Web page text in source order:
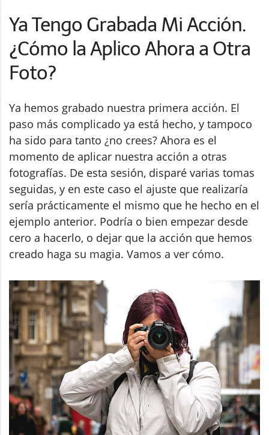
Ya Tengo Grabada Mi Acción.
¿Cómo la Aplico Ahora a Otra
Foto?
Ya hemos grabado nuestra primera acción. El
paso más complicado ya está hecho, y tampoco
ha sido para tanto ¿no crees? Ahora es el
momento de aplicar nuestra acción a otras
fotografías. De esta sesión, disparé varias tomas
seguidas, y en este caso el ajuste que realizaría
sería prácticamente el mismo que he hecho en el
ejemplo anterior. Podría o bien empezar desde
cero a hacerlo, o dejar que la acción que hemos
creado haga su magia. Vamos a ver cómo.